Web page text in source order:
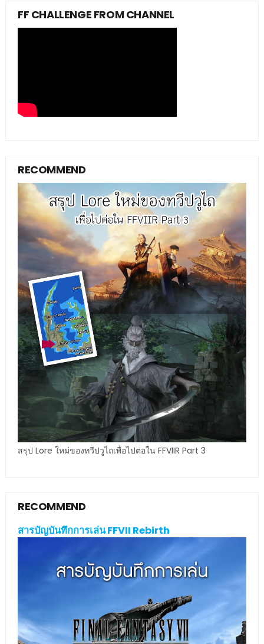
FF CHALLENGE FROM CHANNEL
RECOMMEND
สรุป Lore ใหม่ของทวีปวูไถเพื่อไปต่อใน FFVIIR Part 3
RECOMMEND
สารบัญบันทึกการเล่น FFVII Rebirth